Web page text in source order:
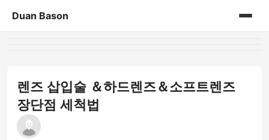
Duan Bason
렌즈 삽입술 ＆하드렌즈＆소프트렌즈
장단점 세척법